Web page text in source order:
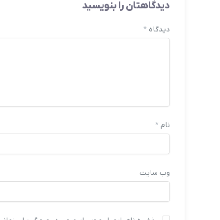
دیدگاهتان را بنویسید
دیدگاه *
نام *
وب‌ سایت